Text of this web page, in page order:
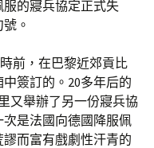
的寢兵協定正式失
。
前，在巴黎近郊貢比
簽訂的。20多年后的
又舉辦了另一份寢兵協
是法國向德國降服佩
而富有戲劇性汗青的